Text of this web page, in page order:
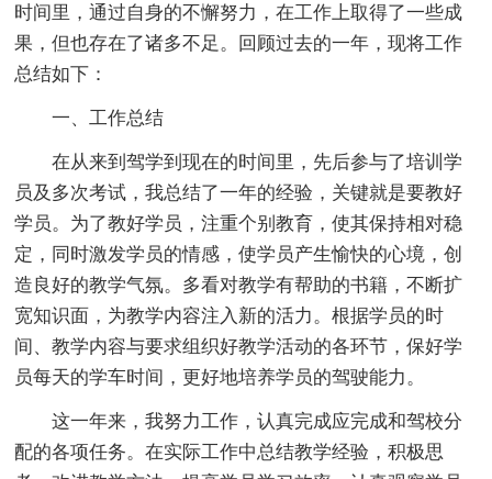
时间里，通过自身的不懈努力，在工作上取得了一些成
果，但也存在了诸多不足。回顾过去的一年，现将工作
总结如下：
一、工作总结
在从来到驾学到现在的时间里，先后参与了培训学
员及多次考试，我总结了一年的经验，关键就是要教好
学员。为了教好学员，注重个别教育，使其保持相对稳
定，同时激发学员的情感，使学员产生愉快的心境，创
造良好的教学气氛。多看对教学有帮助的书籍，不断扩
宽知识面，为教学内容注入新的活力。根据学员的时
间、教学内容与要求组织好教学活动的各环节，保好学
员每天的学车时间，更好地培养学员的驾驶能力。
这一年来，我努力工作，认真完成应完成和驾校分
配的各项任务。在实际工作中总结教学经验，积极思